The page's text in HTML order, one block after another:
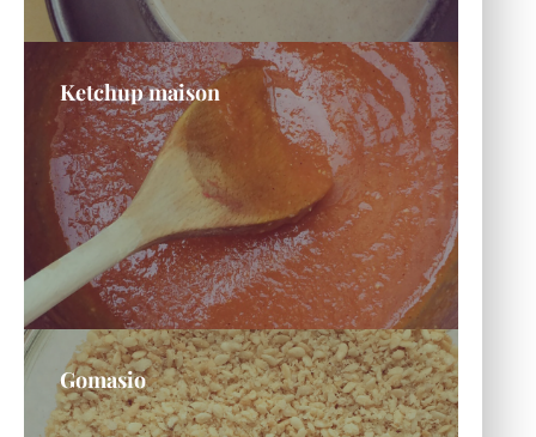
Ketchup maison
Gomasio